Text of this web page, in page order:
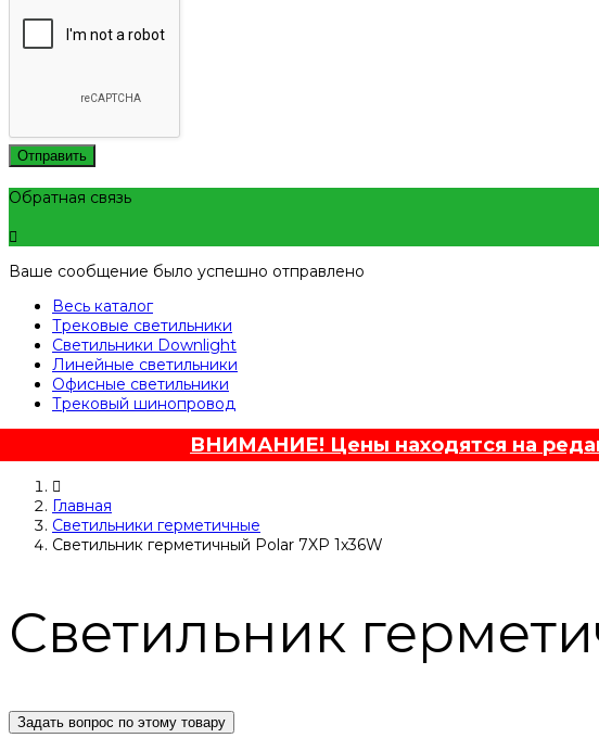
Отправить
Обратная связь
Ваше сообщение было успешно отправлено
Весь каталог
Трековые светильники
Светильники Downlight
Линейные светильники
Офисные светильники
Трековый шинопровод
ВНИМАНИЕ! Цены находятся на
Главная
Светильники герметичные
Светильник герметичный Polar 7XP 1x36W
Светильник
Задать вопрос по этому товару